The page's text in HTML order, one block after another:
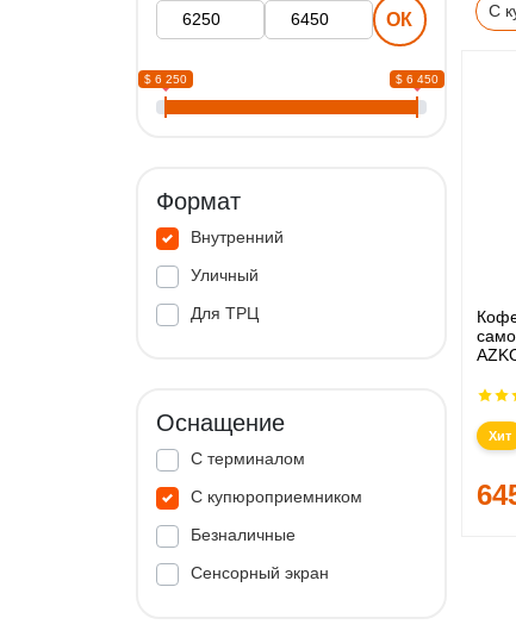
ОК
$ 6 250 $ 6 450
Формат
Внутренний
Уличный
Для ТРЦ
Оснащение
С терминалом
С купюроприемником
Безналичные
Сенсорный экран
С
Хит